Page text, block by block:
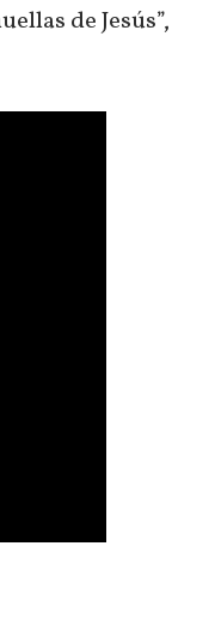
de Jesús”,